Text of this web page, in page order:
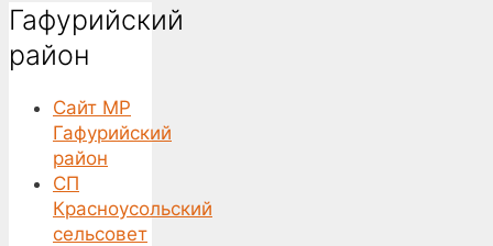
Гафурийский
район
Сайт МР
Гафурийский
район
СП
Красноусольский
сельсовет